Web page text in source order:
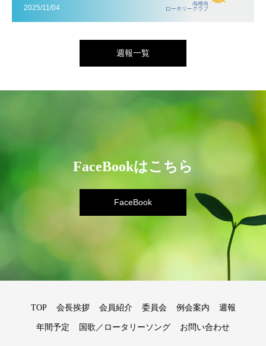
2025/11/04
週報一覧
FaceBookはこちら
FaceBook
TOP 会長挨拶 会員紹介 委員会 例会案内 週報
年間予定 国歌／ロータリーソング お問い合わせ